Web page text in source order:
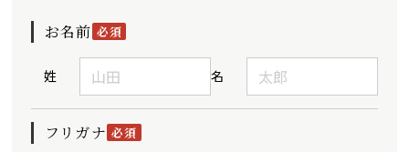
お名前 必須
姓 名
フリガナ 必須